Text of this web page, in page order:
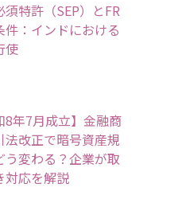
須特許（SEP）とFR
件：インドにおける
使
8年7月成立】金融商
法改正で暗号資産規
う変わる？企業が取
対応を解説